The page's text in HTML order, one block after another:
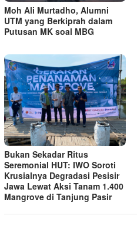
Moh Ali Murtadho, Alumni
UTM yang Berkiprah dalam
Putusan MK soal MBG
Bukan Sekadar Ritus
Seremonial HUT: IWO Soroti
Krusialnya Degradasi Pesisir
Jawa Lewat Aksi Tanam 1.400
Mangrove di Tanjung Pasir